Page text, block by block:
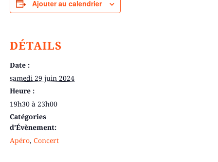
Ajouter au calendrier
DÉTAILS
Date :
samedi 29 juin 2024
Heure :
19h30 à 23h00
Catégories
d’Évènement:
Apéro, Concert